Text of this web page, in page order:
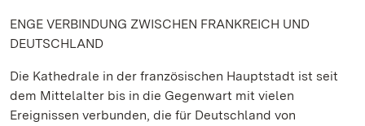
ENGE VERBINDUNG ZWISCHEN FRANKREICH UND
DEUTSCHLAND
Die Kathedrale in der französischen Hauptstadt ist seit
dem Mittelalter bis in die Gegenwart mit vielen
Ereignissen verbunden, die für Deutschland von